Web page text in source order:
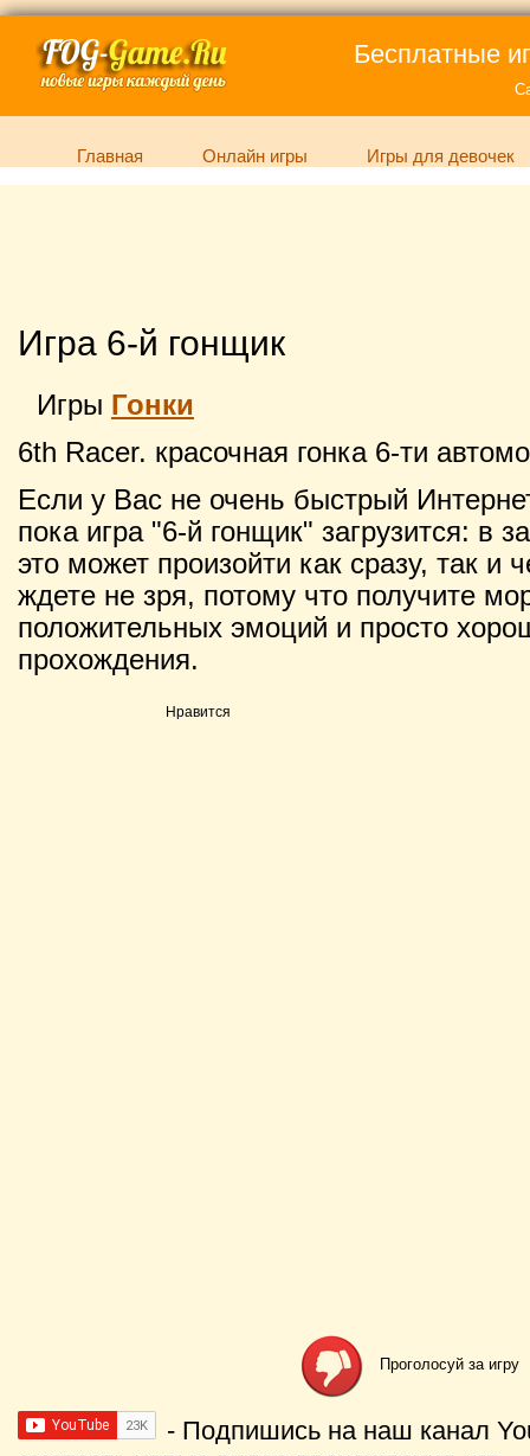
Бесплатные
Главная Онлайн игры Игры для девочек
Игра 6-й гонщик
Игры Гонки
6th Racer. красочная гонка 6-ти
Если у Вас не очень быстрый
пока игра "6-й гонщик" загрузится: в
это может произойти как сразу, так и
ждете не зря, потому что получите
положительных эмоций и просто
прохождения.
Нравится
Проголосуй за игру
- Подпишись на наш канал